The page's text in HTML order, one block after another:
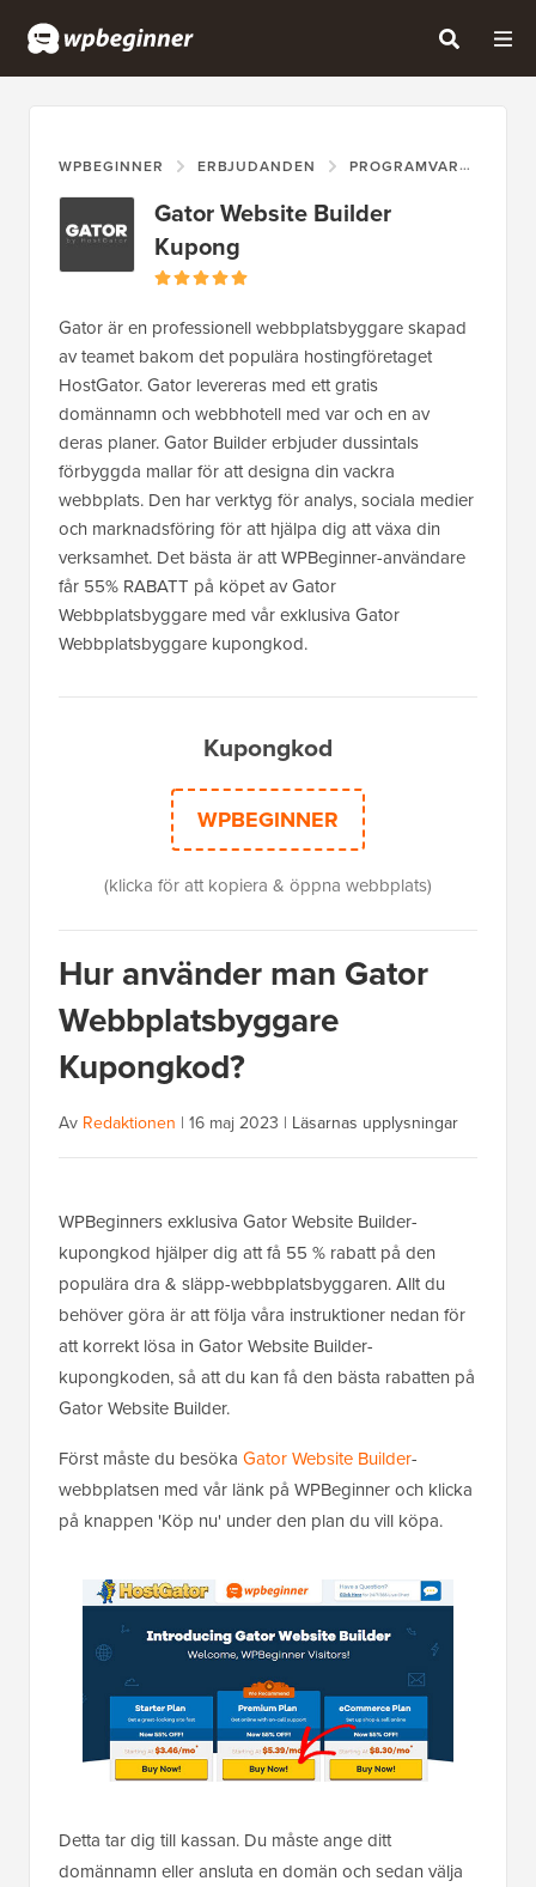
WPBEGINNER ERBJUDANDEN PROGRAMVARA SOM EN TJÄNST (SAAS)
Gator Website Builder
Kupong
Gator är en professionell webbplatsbyggare skapad
av teamet bakom det populära hostingföretaget
HostGator. Gator levereras med ett gratis
domännamn och webbhotell med var och en av
deras planer. Gator Builder erbjuder dussintals
förbyggda mallar för att designa din vackra
webbplats. Den har verktyg för analys, sociala medier
och marknadsföring för att hjälpa dig att växa din
verksamhet. Det bästa är att WPBeginner-användare
får 55% RABATT på köpet av Gator
Webbplatsbyggare med vår exklusiva Gator
Webbplatsbyggare kupongkod.
Kupongkod
WPBEGINNER
(klicka för att kopiera & öppna webbplats)
Hur använder man Gator
Webbplatsbyggare
Kupongkod?
Av Redaktionen | 16 maj 2023 | Läsarnas upplysningar
WPBeginners exklusiva Gator Website Builder-
kupongkod hjälper dig att få 55 % rabatt på den
populära dra & släpp-webbplatsbyggaren. Allt du
behöver göra är att följa våra instruktioner nedan för
att korrekt lösa in Gator Website Builder-
kupongkoden, så att du kan få den bästa rabatten på
Gator Website Builder.
Först måste du besöka Gator Website Builder-
webbplatsen med vår länk på WPBeginner och klicka
på knappen 'Köp nu' under den plan du vill köpa.
Detta tar dig till kassan. Du måste ange ditt
domännamn eller ansluta en domän och sedan välja